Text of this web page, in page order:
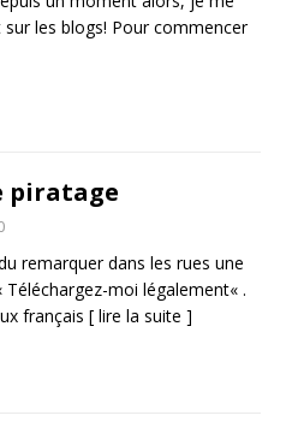
sur les blogs! Pour commencer
piratage
remarquer dans les rues une
moi légalement« .
français [ lire la suite ]